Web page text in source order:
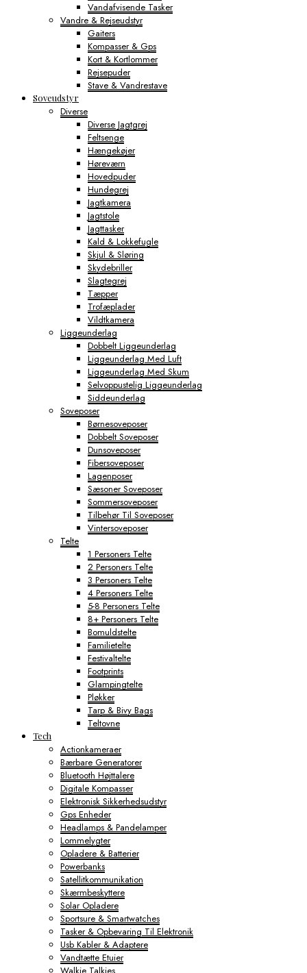
Vandafvisende Tasker
Vandre & Rejseudstyr
Gaiters
Kompasser & Gps
Kort & Kortlommer
Rejsepuder
Stave & Vandrestave
Soveudstyr
Diverse
Diverse Jagtgrej
Feltsenge
Hængekøjer
Høreværn
Hovedpuder
Hundegrej
Jagtkamera
Jagtstole
Jagttasker
Kald & Lokkefugle
Skjul & Sløring
Skydebriller
Slagtegrej
Tæpper
Trofæplader
Vildtkamera
Liggeunderlag
Dobbelt Liggeunderlag
Liggeunderlag Med Luft
Liggeunderlag Med Skum
Selvoppustelig Liggeunderlag
Siddeunderlag
Soveposer
Børnesoveposer
Dobbelt Soveposer
Dunsoveposer
Fibersoveposer
Lagenposer
Sæsoner Soveposer
Sommersoveposer
Tilbehør Til Soveposer
Vintersoveposer
Telte
1 Personers Telte
2 Personers Telte
3 Personers Telte
4 Personers Telte
5-8 Personers Telte
8+ Personers Telte
Bomuldstelte
Familietelte
Festivaltelte
Footprints
Glampingtelte
Pløkker
Tarp & Bivy Bags
Teltovne
Tech
Actionkameraer
Bærbare Generatorer
Bluetooth Højttalere
Digitale Kompasser
Elektronisk Sikkerhedsudstyr
Gps Enheder
Headlamps & Pandelamper
Lommelygter
Opladere & Batterier
Powerbanks
Satellitkommunikation
Skærmbeskyttere
Solar Opladere
Sportsure & Smartwatches
Tasker & Opbevaring Til Elektronik
Usb Kabler & Adaptere
Vandtætte Etuier